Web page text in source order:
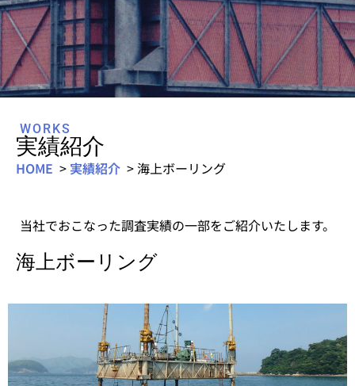
キ
ッ
プ
WORKS
実績紹介
HOME > 実績紹介 > 海上ボーリング
当社でおこなった調査実績の一部をご紹介いたします。
海上ボーリング